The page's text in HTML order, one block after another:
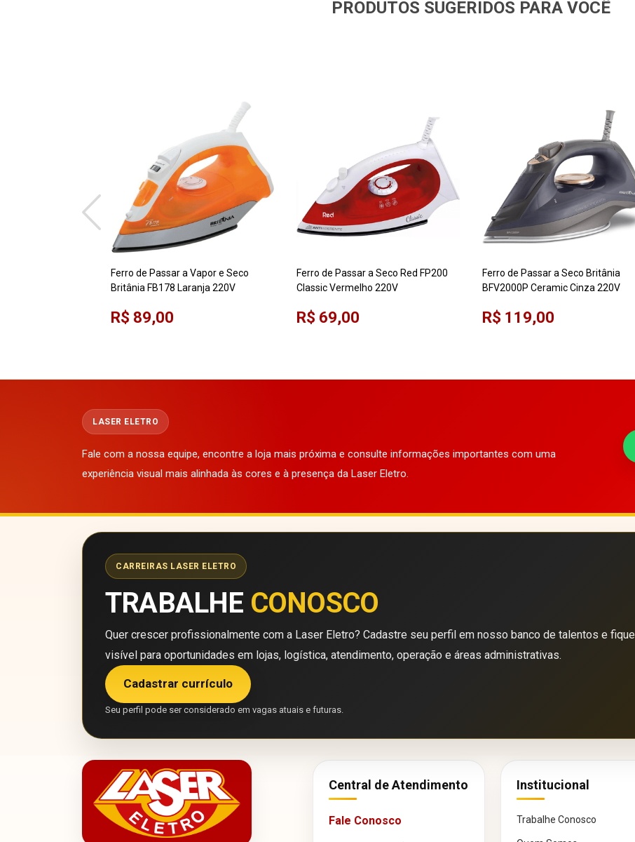
PRODUTOS SUGERIDOS PARA VOCÊ
Ferro de Passar a Vapor e Seco
Britânia FB178 Laranja 220V
R$ 89,00
Ferro de Passar a Seco Red FP200
Classic Vermelho 220V
R$ 69,00
Ferro de Passar a Seco Britânia
BFV2000P Ceramic Cinza 220V
R$ 119,00
LASER ELETRO
Fale com a nossa equipe, encontre a loja mais próxima e consulte informações importantes com uma
experiência visual mais alinhada às cores e à presença da Laser Eletro.
CARREIRAS LASER ELETRO
TRABALHE CONOSCO
Quer crescer profissionalmente com a Laser Eletro? Cadastre seu perfil em nosso banco de talentos e fique
visível para oportunidades em lojas, logística, atendimento, operação e áreas administrativas.
Cadastrar currículo
Seu perfil pode ser considerado em vagas atuais e futuras.
Central de Atendimento
Fale Conosco
Institucional
Trabalhe Conosco